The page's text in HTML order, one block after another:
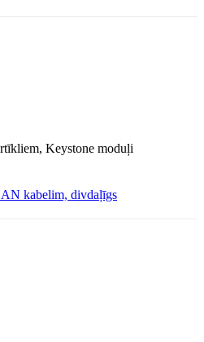
Keystone moduļi
kabelim, divdaļīgs